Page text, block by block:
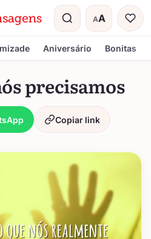
AA
Tamanho do
Aniversário Bonitas
precisamos
Copiar link